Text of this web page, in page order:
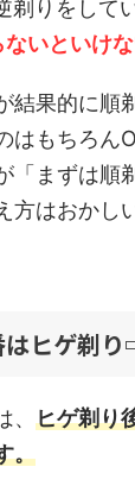
りをしてい
いといけ
結果的に順
はもちろん
「まずは順
方はおかし
ヒゲ剃
ヒゲ剃り
。